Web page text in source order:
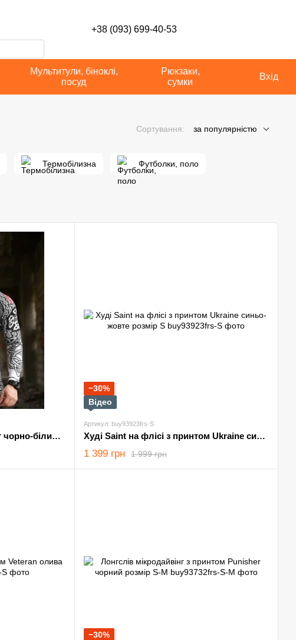
+38 (093) 699-40-53
Мультитули, біноклі,
посуд
Рюкзаки,
сумки
Вхід
Сортування: за популярністю
Термобілизна Футболки, поло
Лонгслів Odin мікродайвінг чорно-білий розмір S-M
−30%
Відео
Артикул: buy93923frs-S
Худі Saint на флісі з принтом Ukraine синьо-жовте розмір S
1 999 грн
1 399 грн
−30%